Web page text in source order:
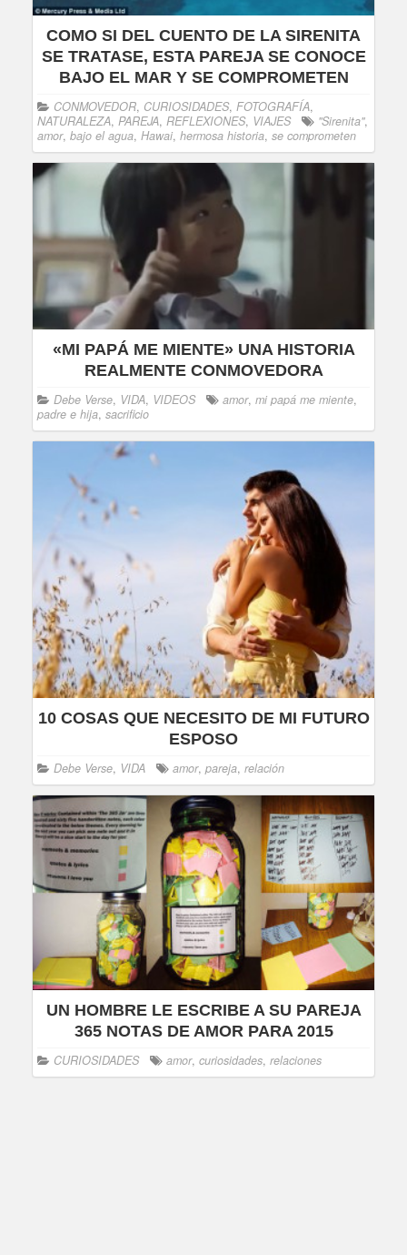
COMO SI DEL CUENTO DE LA SIRENITA
SE TRATASE, ESTA PAREJA SE CONOCE
BAJO EL MAR Y SE COMPROMETEN
CONMOVEDOR, CURIOSIDADES, FOTOGRAFÍA,
NATURALEZA, PAREJA, REFLEXIONES, VIAJES "Sirenita",
amor, bajo el agua, Hawai, hermosa historia, se comprometen
«MI PAPÁ ME MIENTE» UNA HISTORIA
REALMENTE CONMOVEDORA
Debe Verse, VIDA, VIDEOS amor, mi papá me miente,
padre e hija, sacrificio
10 COSAS QUE NECESITO DE MI FUTURO
ESPOSO
Debe Verse, VIDA amor, pareja, relación
UN HOMBRE LE ESCRIBE A SU PAREJA
365 NOTAS DE AMOR PARA 2015
CURIOSIDADES amor, curiosidades, relaciones